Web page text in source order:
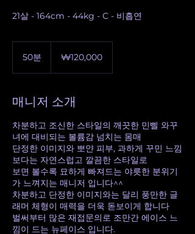
21살 - 164cm - 44kg - C - 비흡연
50분 ₩120,000
매니저 소개
차분하고 조신한 스타일의 깨끗한 민삘 와꾸
녀에 대비되는 볼륨감 넘치는 몸매
단정한 이미지와 뽀얀 피부, 과하게 꾸민 느낌
보다는 자연스럽고 깔끔한 스타일로
보면 볼수록 묘하게 빠져드는 야릇한 분위기
가 느껴지는 매니저 입니다^^
차분하고 단정한 이미지와는 달리 풍만한 글
래머 체형이 매력을 더욱 돋보이게 합니다
벌써부터 많은 재접문의로 조만간 에이스 느
낌이 드는 뉴페이스 입니다.